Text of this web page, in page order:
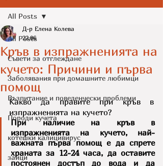
All Posts
Съвети за отглеждане
Заболявания при домашните любимци
Възпитание и поведенчески проблеми
Породи кучета
котешки калицивирус
зайци
All Posts
Кръв в изпражненията на
кучето: Причини и първа
помощ
Д-р Елена Колева
22.06
Какво да правите при кръв в
изпражненията на кучето?
При наличие на кръв в
изпражненията на кучето, най-
важната първа помощ е да спрете
храната за 12-24 часа, да оставите
постоянен достъп до вода и да